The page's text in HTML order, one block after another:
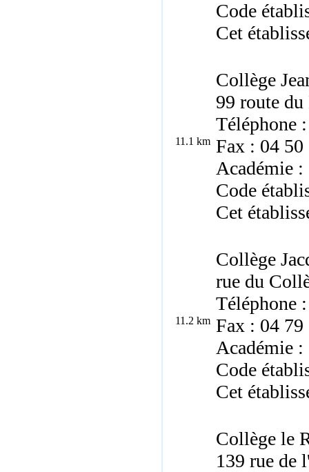
Code
Cet
11.1 km
Collège
99 route
Téléphone
Fax : 04 50
Académie :
Code
Cet
11.2 km
Collège
rue du
Téléphone
Fax : 04 79
Académie :
Code
Cet
Collège le
139 rue de